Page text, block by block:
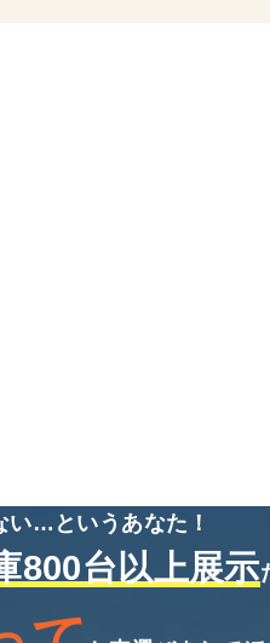
い…というあなた！
800台以上展示